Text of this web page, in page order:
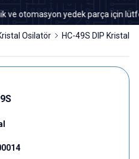
otomasyon yedek parça için
Osilatör HC-49S DIP Kristal